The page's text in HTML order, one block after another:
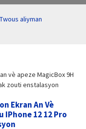
Twous aliyman
Ekran An Vè
IPhone 12 12 Pro